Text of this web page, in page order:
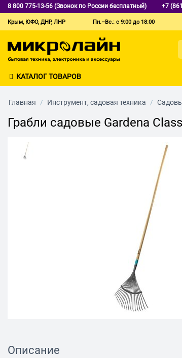
8 800 775-13-56 (Звонок по России бесплатный) +7
Крым, ЮФО, ДНР, ЛНР Пн.–Вс.: с 9:00 до 18:00
КАТАЛОГ ТОВАРОВ
Главная / Инструмент, садовая техника /
Грабли садовые Gardena
Описание